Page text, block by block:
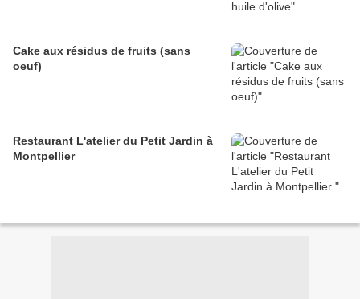
Cake aux résidus de fruits (sans
oeuf)
Restaurant L'atelier du Petit Jardin à
Montpellier